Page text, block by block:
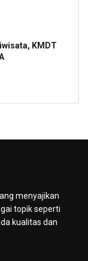
KMDT
menyajikan
topik seperti
kualitas dan